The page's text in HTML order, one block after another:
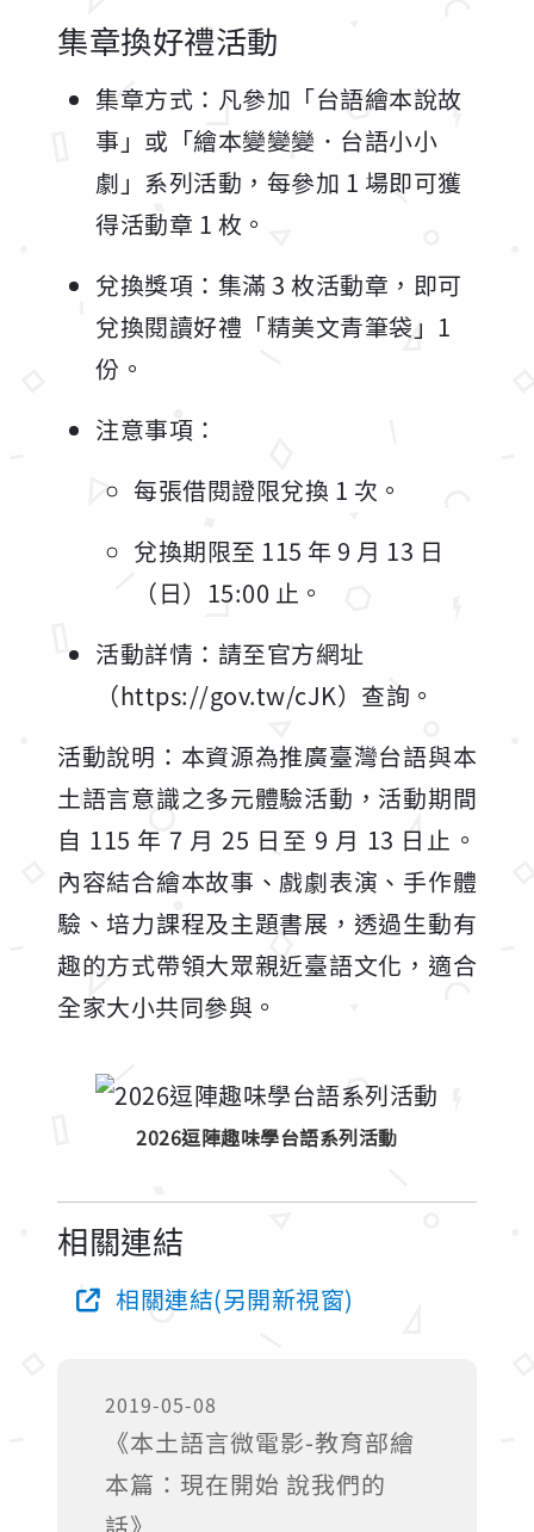
集章換好禮活動
集章方式：凡參加「台語繪本說故
事」或「繪本變變變．台語小小
劇」系列活動，每參加 1 場即可獲
得活動章 1 枚。
兌換獎項：集滿 3 枚活動章，即可
兌換閱讀好禮「精美文青筆袋」1
份。
注意事項：
每張借閱證限兌換 1 次。
兌換期限至 115 年 9 月 13 日
（日）15:00 止。
活動詳情：請至官方網址
（https://gov.tw/cJK）查詢。
活動說明：本資源為推廣臺灣台語與本
土語言意識之多元體驗活動，活動期間
自 115 年 7 月 25 日至 9 月 13 日止。
內容結合繪本故事、戲劇表演、手作體
驗、培力課程及主題書展，透過生動有
趣的方式帶領大眾親近臺語文化，適合
全家大小共同參與。
2026逗陣趣味學台語系列活動
相關連結
相關連結(另開新視窗)
2019-05-08
《本土語言微電影-教育部繪
本篇：現在開始 說我們的